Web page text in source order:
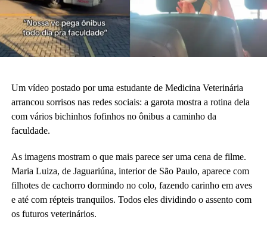
Um vídeo postado por uma estudante de Medicina Veterinária
arrancou sorrisos nas redes sociais: a garota mostra a rotina dela
com vários bichinhos fofinhos no ônibus a caminho da
faculdade.
As imagens mostram o que mais parece ser uma cena de filme.
Maria Luiza, de Jaguariúna, interior de São Paulo, aparece com
filhotes de cachorro dormindo no colo, fazendo carinho em aves
e até com répteis tranquilos. Todos eles dividindo o assento com
os futuros veterinários.